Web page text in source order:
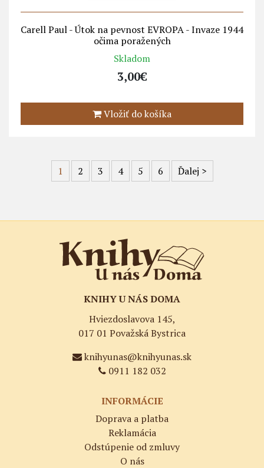
Carell Paul - Útok na pevnost EVROPA - Invaze 1944
očima poražených
Skladom
3,00€
Vložiť do košíka
1 2 3 4 5 6 Ďalej >
KNIHY U NÁS DOMA
Hviezdoslavova 145,
017 01 Považská Bystrica
knihyunas@knihyunas.sk
0911 182 032
INFORMÁCIE
Doprava a platba
Reklamácia
Odstúpenie od zmluvy
O nás